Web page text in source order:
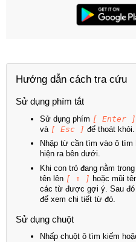
Hướng dẫn cách tra cứu
Sử dụng phím tắt
Sử dụng phím [ Enter ]
và [ Esc ] để thoát khỏi.
Nhập từ cần tìm vào ô
hiện ra bên dưới.
Khi con trỏ đang nằm
tên lên [ ↑ ] hoặc mũi
các từ được gợi ý. Sau đó
để xem chi tiết từ đó.
Sử dụng chuột
Nhấp chuột ô tìm kiếm